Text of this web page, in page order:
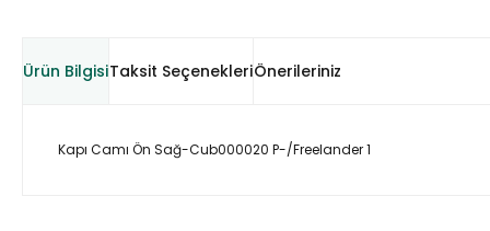
Ürün BilgisiTaksit SeçenekleriÖnerileriniz
Kapı Camı Ön Sağ-Cub000020 P-/Freelander 1